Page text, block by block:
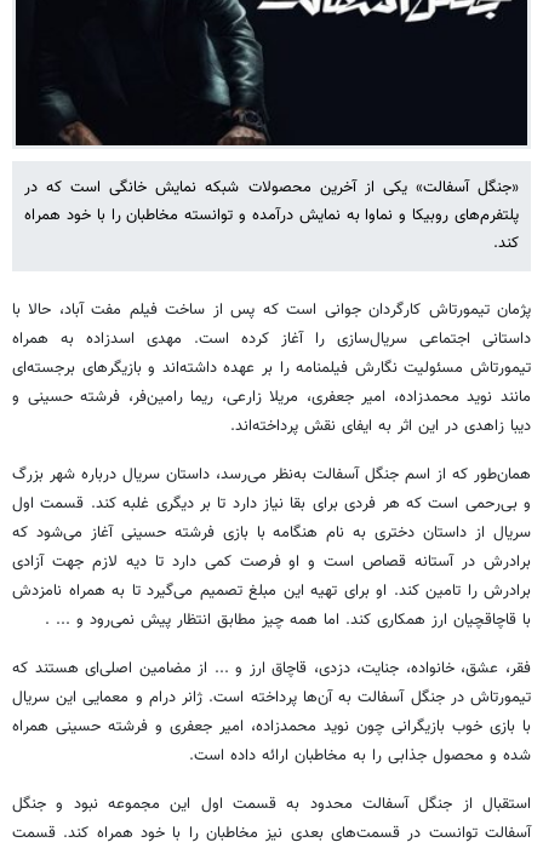
«جنگل آسفالت» یکی از آخرین محصولات شبکه نمایش خانگی است که در
پلتفرم‌های روبیکا و نماوا به نمایش درآمده و توانسته مخاطبان را با خود همراه
کند.
پژمان تیمورتاش کارگردان جوانی است که پس از ساخت فیلم مفت آباد، حالا با
داستانی اجتماعی سریال‌سازی را آغاز کرده است. مهدی اسدزاده به همراه
تیمورتاش مسئولیت نگارش فیلمنامه را بر عهده داشته‌اند و بازیگرهای برجسته‌ای
مانند نوید محمدزاده، امیر جعفری، مریلا زارعی، ریما رامین‌فر، فرشته حسینی و
دیبا زاهدی در این اثر به ایفای نقش پرداخته‌اند.
همان‌طور که از اسم جنگل آسفالت به‌نظر می‌رسد، داستان سریال درباره شهر بزرگ
و بی‌رحمی است که هر فردی برای بقا نیاز دارد تا بر دیگری غلبه کند. قسمت اول
سریال از داستان دختری به نام هنگامه با بازی فرشته حسینی آغاز می‌شود که
برادرش در آستانه قصاص است و او فرصت کمی دارد تا دیه لازم جهت آزادی
برادرش را تامین کند. او برای تهیه این مبلغ تصمیم می‌گیرد تا به همراه نامزدش
با قاچاقچیان ارز همکاری کند. اما همه‏ چیز مطابق انتظار پیش نمی‌رود و ... .
فقر، عشق، خانواده، جنایت، دزدی، قاچاق ارز و ... از مضامین اصلی‌ای هستند که
تیمورتاش در جنگل آسفالت به آن‌ها پرداخته است. ژانر درام و معمایی این سریال
با بازی خوب بازیگرانی چون نوید محمدزاده، امیر جعفری و فرشته حسینی همراه
شده و محصول جذابی را به مخاطبان ارائه داده است.
استقبال از جنگل آسفالت محدود به قسمت اول این مجموعه نبود و جنگل
آسفالت توانست در قسمت‌های بعدی نیز مخاطبان را با خود همراه کند. قسمت